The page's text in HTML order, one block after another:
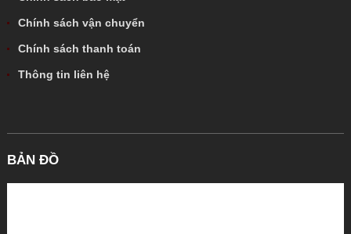
Chính sách vận chuyển
Chính sách thanh toán
Thông tin liên hệ
BẢN ĐỒ